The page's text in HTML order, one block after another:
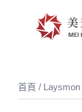
首頁 / Laysmon